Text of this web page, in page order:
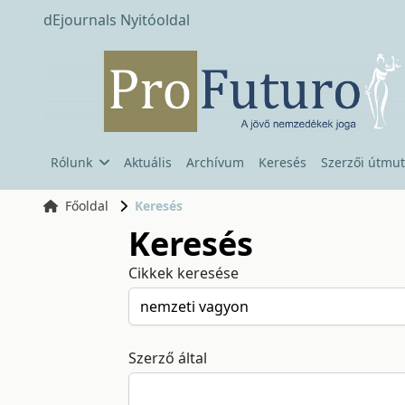
dEjournals Nyitóoldal
Rólunk Aktuális Archívum Keresés Szerzői
Főoldal Keresés
Keresés
Cikkek keresése
Szerző által